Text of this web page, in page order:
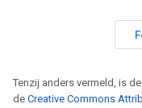
Tenzij anders vermeld, is
de Creative Commons